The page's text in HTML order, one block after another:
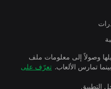
وصولاً إلى معلومات ملف
تعرّف على
التطبيق